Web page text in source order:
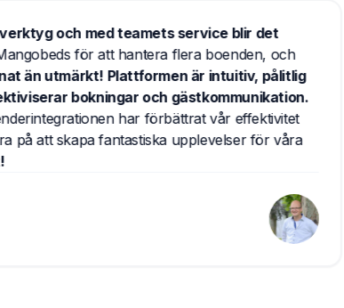
verktyg och med teamets service blir det
Mangobeds för att hantera flera boenden, och
annat än utmärkt! Plattformen är intuitiv, pålitlig
effektiviserar bokningar och gästkommunikation.
kalenderintegrationen har förbättrat vår effektivitet
på att skapa fantastiska upplevelser för våra